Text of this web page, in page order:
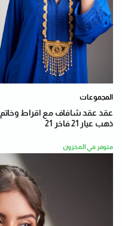
المجموعات
عقد عقد شافاف مع اقراط وخاتم
ذهب عيار 21 فاخر 21
متوفر في المخزون